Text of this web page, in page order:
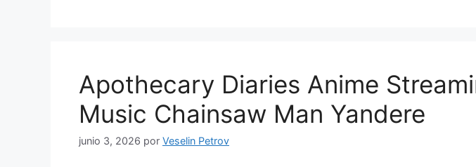
Apothecary Diaries Anime
Music Chainsaw Man Yandere
junio 3, 2026 por Veselin Petrov